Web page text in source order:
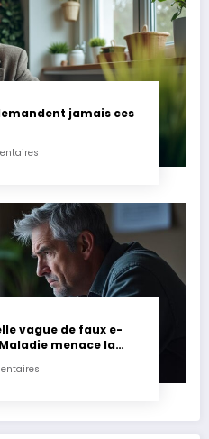
jamais ces
vague de faux e-
menace la